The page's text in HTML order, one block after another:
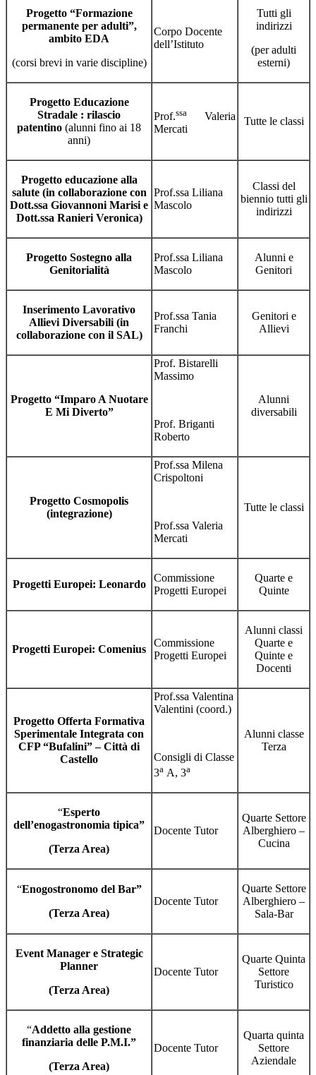
Progetto “Formazione
permanente per adulti”,
ambito EDA
(corsi brevi in varie discipline)
Corpo Docente
dell’Istituto
Tutti gli
indirizzi
(per adulti
esterni)
Progetto Educazione
Stradale : rilascio
patentino (alunni fino ai 18
anni)
Prof.ssa Valeria
Mercati
Tutte le classi
Progetto educazione alla
salute (in collaborazione con
Dott.ssa Giovannoni Marisi e
Dott.ssa Ranieri Veronica)
Prof.ssa Liliana
Mascolo
Classi del
biennio tutti gli
indirizzi
Progetto Sostegno alla
Genitorialità
Prof.ssa Liliana
Mascolo
Alunni e
Genitori
Inserimento Lavorativo
Allievi Diversabili (in
collaborazione con il SAL)
Prof.ssa Tania
Franchi
Genitori e
Allievi
Progetto “Imparo A Nuotare
E Mi Diverto”
Prof. Bistarelli
Massimo
Prof. Briganti
Roberto
Alunni
diversabili
Progetto Cosmopolis
(integrazione)
Prof.ssa Milena
Crispoltoni
Prof.ssa Valeria
Mercati
Tutte le classi
Progetti Europei: Leonardo
Commissione
Progetti Europei
Quarte e
Quinte
Progetti Europei: Comenius
Commissione
Progetti Europei
Alunni classi
Quarte e
Quinte e
Docenti
Progetto Offerta Formativa
Sperimentale Integrata con
CFP “Bufalini” – Città di
Castello
Prof.ssa Valentina
Valentini (coord.)
Consigli di Classe
3a A, 3a
Alunni classe
Terza
“Esperto
dell’enogastronomia tipica”
(Terza Area)
Docente Tutor
Quarte Settore
Alberghiero –
Cucina
“Enogostronomo del Bar”
(Terza Area)
Docente Tutor
Quarte Settore
Alberghiero –
Sala-Bar
Event Manager e Strategic
Planner
(Terza Area)
Docente Tutor
Quarte Quinta
Settore
Turistico
“Addetto alla gestione
finanziaria delle P.M.I.”
(Terza Area)
Docente Tutor
Quarta quinta
Settore
Aziendale